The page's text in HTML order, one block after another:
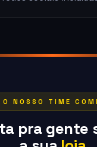
O NOSSO TIME
pra gente